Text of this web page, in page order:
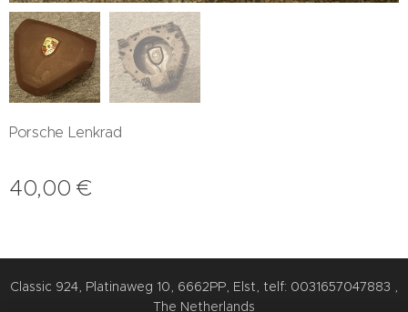
Porsche Lenkrad
40,00 €
Classic 924, Platinaweg 10, 6662PP, Elst, telf: 0031657047883 ,
The Netherlands